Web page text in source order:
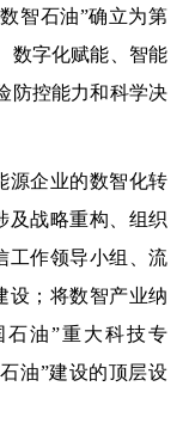
智石油”确立为第
数字化赋能、智能
防控能力和科学决
企业的数智化转
及战略重构、组织
工作领导小组、流
设；将数智产业纳
石油”重大科技专
油”建设的顶层设